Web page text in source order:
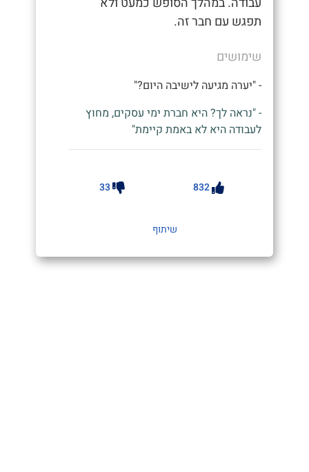
תפגש עם חבר זה.
שימושים
- "יערה מגיעה לישיבה היום?"
- "נראה לך? היא חברת ימי עסקים, מחוץ
לעבודה היא לא באמת קיימת"
832
33
שיתוף